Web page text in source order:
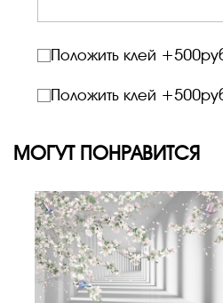
Положить клей +500
Положить клей +500
МОГУТ ПОНРАВИТСЯ